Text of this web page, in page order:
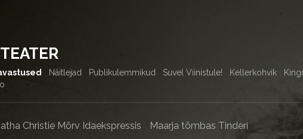
Näitlejad Publikulemmikud Suvel Viinistule! Kellerkohvik
Christie Mõrv Idaekspressis Maarja tõmbas Tinderi